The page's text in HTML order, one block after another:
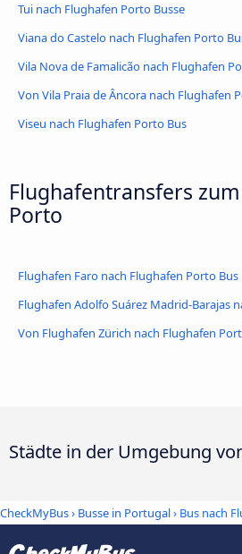
Tui nach Flughafen Porto Busse
Viana do Castelo nach Flughafen Porto
Vila Nova de Famalicão nach Flughafen
Von Vila Praia de Âncora nach Flughafen
Viseu nach Flughafen Porto Bus
Flughafentransfers
Porto
Flughafen Faro nach Flughafen Porto Bus
Flughafen Adolfo Suárez Madrid-Barajas
Von Flughafen Zürich nach Flughafen
Städte in der Umgebung
CheckMyBus› Busse in Portugal› Bus nach